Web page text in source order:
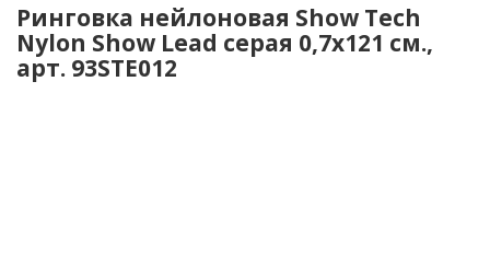
Ринговка нейлоновая Show Tech
Nylon Show Lead серая 0,7x121 cм.,
арт. 93STE012